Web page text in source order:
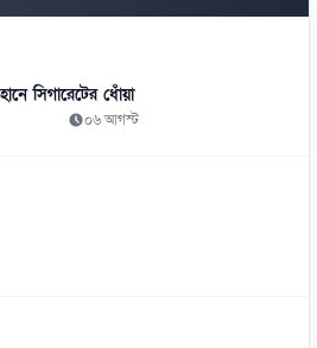
নিয়োগ ও পদায়ন
ও দ্বিতীয় থেকে নবম পর্যন্ত দিতে হবে
স্টেশন ও অবকাঠামো নির্মাণের সিদ্ধান্ত
সিগারেটের ধোঁয়া
০৬ আগস্ট